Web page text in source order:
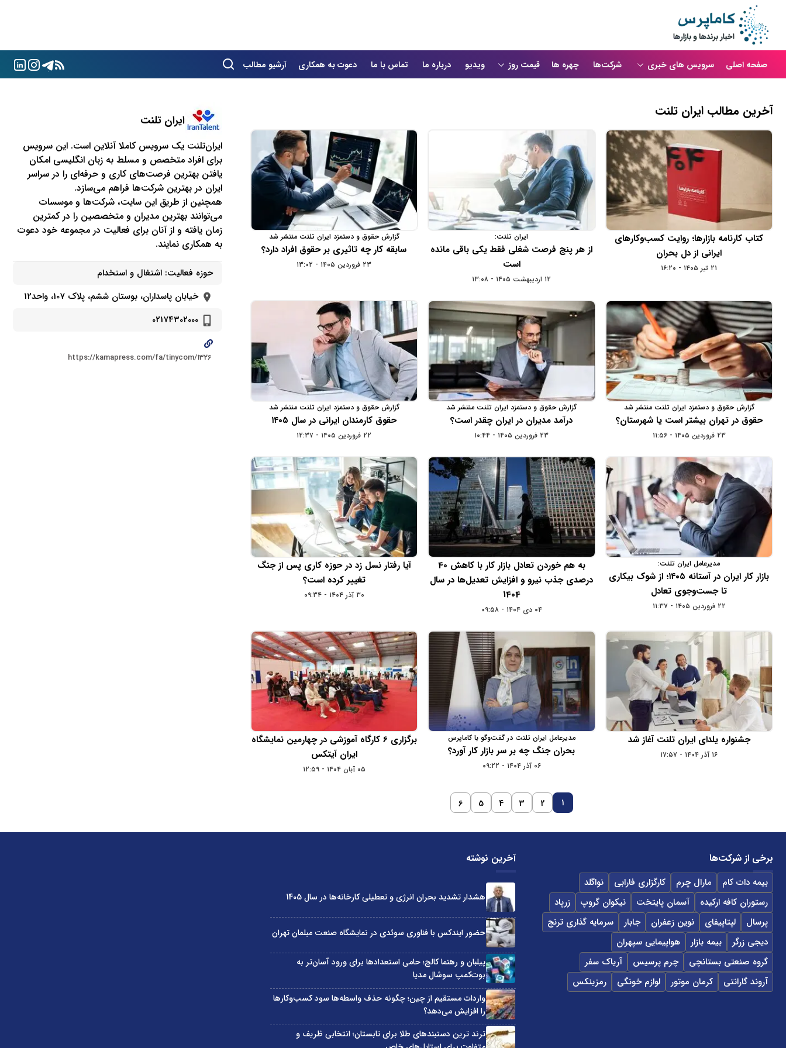
صفحه اصلی سرویس های خبری شرکت‌ها چهره ها قیمت روز ویدیو درباره ما تماس با ما دعوت به همکاری آرشیو مطالب
آخرین مطالب ایران تلنت
کتاب کارنامه بازارها؛ روایت کسب‌و‌کارهای
ایرانی از دل بحران
۲۱ تیر ۱۴۰۵ - ۱۶:۲۰
ایران تلنت:
از هر پنج فرصت شغلی فقط یکی باقی مانده
است
۱۲ اردیبهشت ۱۴۰۵ - ۱۳:۰۸
گزارش حقوق و دستمزد ایران تلنت منتشر شد
سابقه کار چه تاثیری بر حقوق افراد دارد؟
۲۳ فروردین ۱۴۰۵ - ۱۳:۰۲
گزارش حقوق و دستمزد ایران تلنت منتشر شد
حقوق در تهران بیشتر است یا شهرستان‌؟
۲۳ فروردین ۱۴۰۵ - ۱۱:۵۶
گزارش حقوق و دستمزد ایران تلنت منتشر شد
درآمد مدیران در ایران چقدر است؟
۲۳ فروردین ۱۴۰۵ - ۱۰:۴۴
گزارش حقوق و دستمزد ایران تلنت منتشر شد
حقوق کارمندان ایرانی در سال ۱۴۰۵
۲۲ فروردین ۱۴۰۵ - ۱۲:۳۷
مدیرعامل ایران تلنت:
بازار کار ایران در آستانه ۱۴۰۵؛ از شوک بیکاری
تا جست‌وجوی تعادل
۲۲ فروردین ۱۴۰۵ - ۱۱:۳۷
به هم خوردن تعادل بازار کار با کاهش 40
درصدی جذب نیرو و افزایش تعدیل‌‌ها در سال
1404
۰۴ دی ۱۴۰۴ - ۰۹:۵۸
آیا رفتار نسل زد در حوزه کاری پس از جنگ
تغییر کرده است؟
۳۰ آذر ۱۴۰۴ - ۰۹:۳۴
جشنواره یلدای ایران تلنت آغاز شد
۱۶ آذر ۱۴۰۴ - ۱۷:۵۷
مدیرعامل ایران تلنت در گفت‌وگو با کاماپرس
بحران جنگ چه بر سر بازار کار آورد؟
۰۶ آذر ۱۴۰۴ - ۰۹:۲۲
برگزاری 6 کارگاه آموزشی در چهارمین نمایشگاه
ایران آیتکس
۰۵ آبان ۱۴۰۴ - ۱۲:۵۹
1
2
3
4
5
6
ایران تلنت
ایران‌تلنت یک سرویس کاملا آنلاین است. این سرویس
برای افراد متخصص و مسلط به زبان انگلیسی امکان
یافتن بهترین فرصت‌های کاری و حرفه‌ای را در سراسر
ایران در بهترین شرکت‌ها فراهم می‌سازد.
همچنین از طریق این سایت، شرکت‌ها و موسسات
می‌توانند بهترین مدیران و متخصصین را در کمترین
زمان یافته و از آنان برای فعالیت در مجموعه خود دعوت
به همکاری نمایند.
حوزه فعالیت:اشتغال و استخدام
خیابان پاسداران، بوستان ششم، پلاک 107، واحد12
02174302000
برخی از شرکت‌ها
بیمه دات کام مارال چرم کارگزاری فارابی
نواگلد
رستوران کافه ارکیده
آسمان پایتخت نیکوان گروپ
زرپاد
پرسال
لپتاپیفای نوین زعفران جابار
سرمایه گذاری ترنج
دیجی زرگر
بیمه بازار
هواپیمایی سپهران
گروه صنعتی بستانچی
چرم پرسیس
آریاک سفر
آروند گارانتی
کرمان موتور لوازم خونگی رمزینکس
آخرین نوشته
هشدار تشدید بحران انرژی و تعطیلی کارخانه‌ها در سال 1405
حضور ایندکس با فناوری سوئدی در نمایشگاه صنعت مبلمان تهران
پیلبان و رهنما کالج؛ حامی استعدادها برای ورود آسان‌تر به
بوت‌کمپ سوشال مدیا
واردات مستقیم از چین؛ چگونه حذف واسطه‌ها سود کسب‌وکارها
را افزایش می‌دهد؟
ترند ترین دستبندهای طلا برای تابستان؛ انتخابی ظریف و